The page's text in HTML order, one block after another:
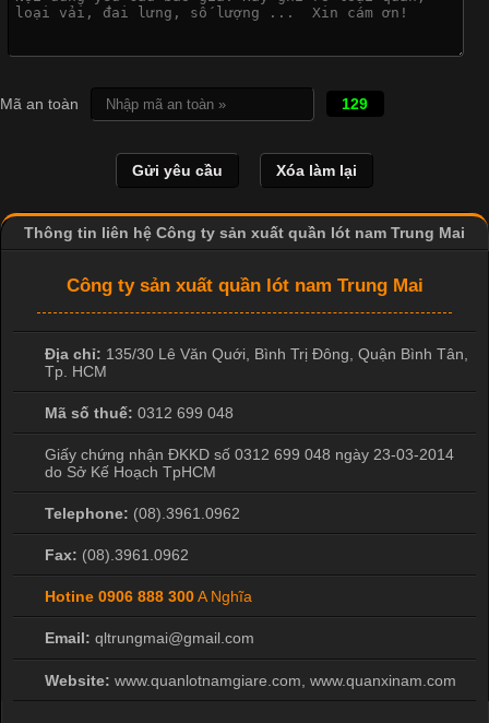
Cập nhật 2026-04-21 15:41:03
In Chuyển Nhiệt Là Gì? Công Nghệ In Hiện Đại Trong Ngành
May Mặc Trong ngành in ấn và thời trang, in chuyển nhiệt đang
hình ảnh sắc nét và bền màu. Đặc biệt, kỹ thuật này được ứng
dụng rộng rãi trong sản xuất áo thun, đồ thể thao
Mã an toàn 129
Thông tin liên hệ Công ty sản xuất quần lót nam Trung Mai
Công ty sản xuất quần lót nam Trung Mai
Địa chỉ: 135/30 Lê Văn Quới, Bình Trị Đông Quận Bình Tân
Tp. HCM
Mã số thuế: 0312 699 048
Giấy chứng nhận ĐKKD số 0312 699 048 ngày 23-03-2014
do Sở Kế Hoạch TpHCM
Telephone: (08).3961.0962
Fax: (08).3961.0962
Hotine 0906 888 300A Nghĩa
Email: qltrungmai@gmail.com
Website: www.quanlotnamgiare.com, www.quanxinam.com